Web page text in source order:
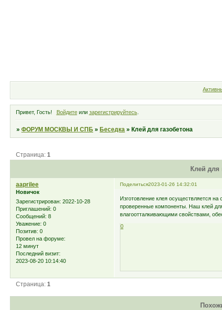
Привет, Гость! Войдитеили зарегистрируйтесь.
»ФОРУМ МОСКВЫ И СПБ »Беседка »Клей для газобетона
Клей для
Страница:1
Поделиться2023-01-26 14:32:01
aaprilee
Новичок
Зарегистрирован: 2022-10-28
Приглашений: 0
Сообщений: 8
Уважение: 0
Позитив: 0
Провел на форуме:
12 минут
Последний визит:
2023-08-20 10:14:40
Изготовление клея осуществляется на
проверенные компоненты. Наш клей
влагоотталкивающими свойствами,
0
Страница:1